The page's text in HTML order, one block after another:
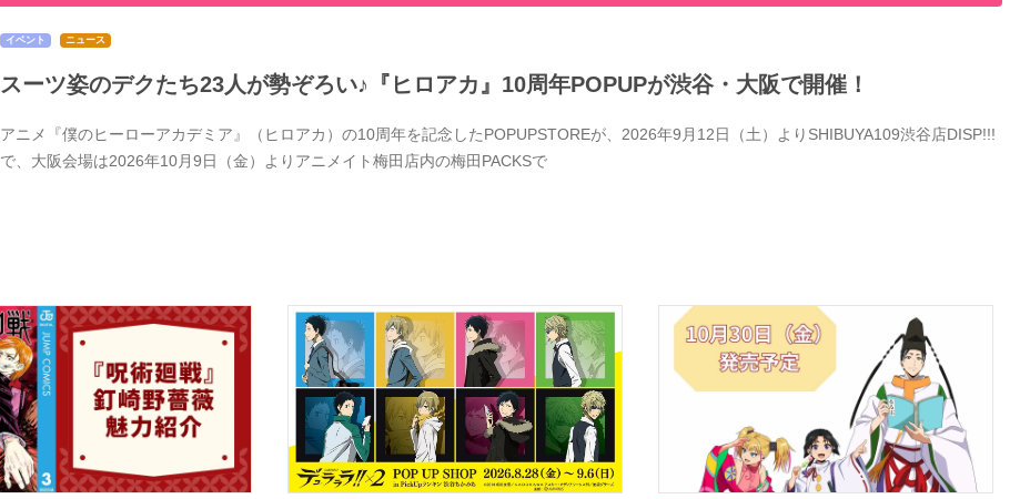
イベント ニュース
スーツ姿のデクたち23人が勢ぞろい♪『ヒロアカ』10周年POPUPが渋谷・大阪で開催！
アニメ『僕のヒーローアカデミア』（ヒロアカ）の10周年を記念したPOPUPSTOREが、2026年9月12日（土）よりSHIBUYA109渋谷店DISP!!!
で、大阪会場は2026年10月9日（金）よりアニメイト梅田店内の梅田PACKSで